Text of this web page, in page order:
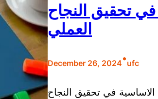
تحقيق النجاح
العملي
December 26, 2024•ufc
في تحقيق النجاح